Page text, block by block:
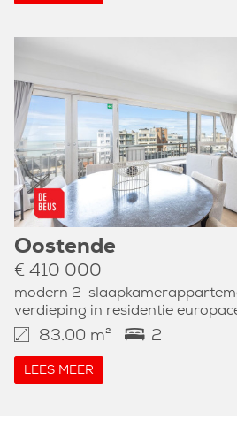
Oostende
€ 410 000
modern 2-
verdieping in residentie
83.00 m² 2
LEES MEER